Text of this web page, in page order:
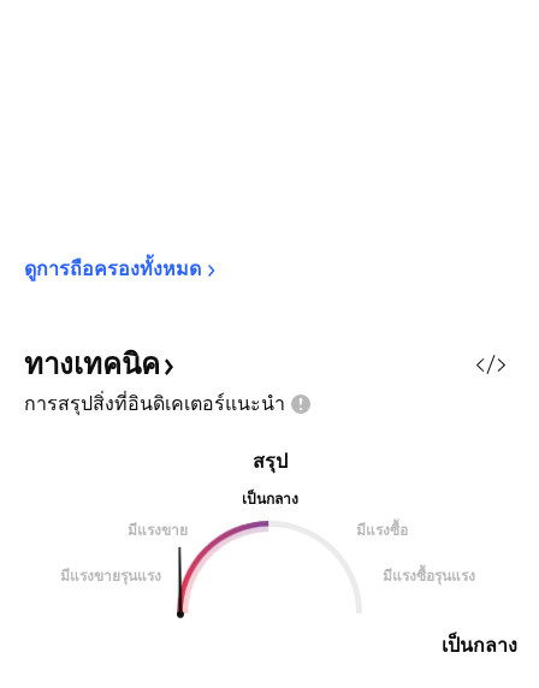
ดูการถือครองทั้งหมด
ทางเทคนิค
การสรุปสิ่งที่อินดิเคเตอร์แนะนำ
สรุป
เป็นกลาง
มีแรงขาย
มีแรงซื้อ
มีแรงขายรุนแรง มีแรงซื้อรุนแรง
เป็นกลาง